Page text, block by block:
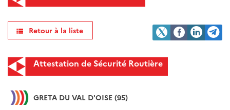
Retour à la liste
Attestation de Sécurité Routière
GRETA DU VAL D'OISE (95)